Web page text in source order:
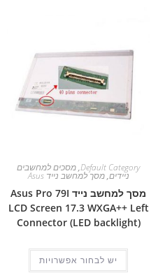
Default Category
,מסכים למחשבים
ניידים,מסך למחשב נייד Asus
מסך למחשב נייד Asus Pro 79I
LCD Screen 17.3 WXGA++ Left
Connector (LED backlight)
יש לבחור אפשרויות